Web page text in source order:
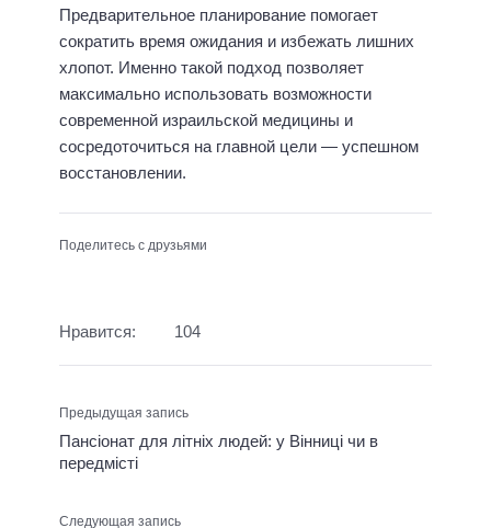
Предварительное планирование помогает
сократить время ожидания и избежать лишних
хлопот. Именно такой подход позволяет
максимально использовать возможности
современной израильской медицины и
сосредоточиться на главной цели — успешном
восстановлении.
Поделитесь с друзьями
Нравится: 104
Предыдущая запись
Пансіонат для літніх людей: у Вінниці чи в
передмісті
Следующая запись